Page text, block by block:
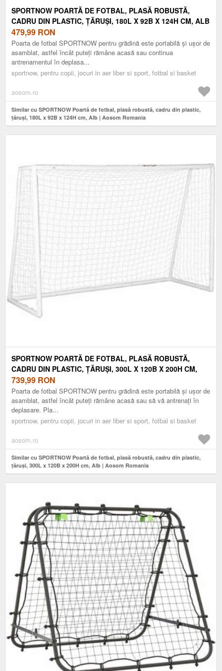
SPORTNOW POARTĂ DE FOTBAL, PLASĂ ROBUSTĂ,
CADRU DIN PLASTIC, ȚĂRUȘI, 180L X 92B X 124H CM, ALB
| AOSOM ROMANIA
479,99 RON
Poarta de fotbal SPORTNOW pentru grădină este portabilă și ușor de
asamblat, astfel încât puteți rămâne acasă sau continua
antrenamentul în deplasa...
sportnow, pentru copii, jocuri in aer liber si sport, fotbal si basket
aosom.ro
Similar cu SPORTNOW Poartă de fotbal, plasă robustă, cadru din plastic,
țăruși, 180L x 92B x 124H cm, Alb | Aosom Romania
SPORTNOW POARTĂ DE FOTBAL, PLASĂ ROBUSTĂ,
CADRU DIN PLASTIC, ȚĂRUȘI, 300L X 120B X 200H CM,
ALB | AOSOM ROMANIA
739,99 RON
Poarta de fotbal SPORTNOW pentru grădină este portabilă și ușor de
asamblat, astfel încât puteți rămâne acasă sau să vă antrenați în
deplasare. Pla...
sportnow, pentru copii, jocuri in aer liber si sport, fotbal si basket
aosom.ro
Similar cu SPORTNOW Poartă de fotbal, plasă robustă, cadru din plastic,
țăruși, 300L x 120B x 200H cm, Alb | Aosom Romania